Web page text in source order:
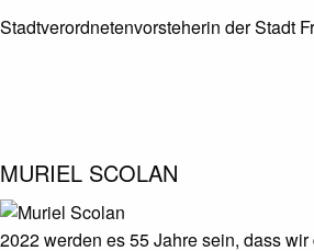
Stadtverordnetenvorsteherin der Stadt
MURIEL SCOLAN
2022 werden es 55 Jahre sein, dass